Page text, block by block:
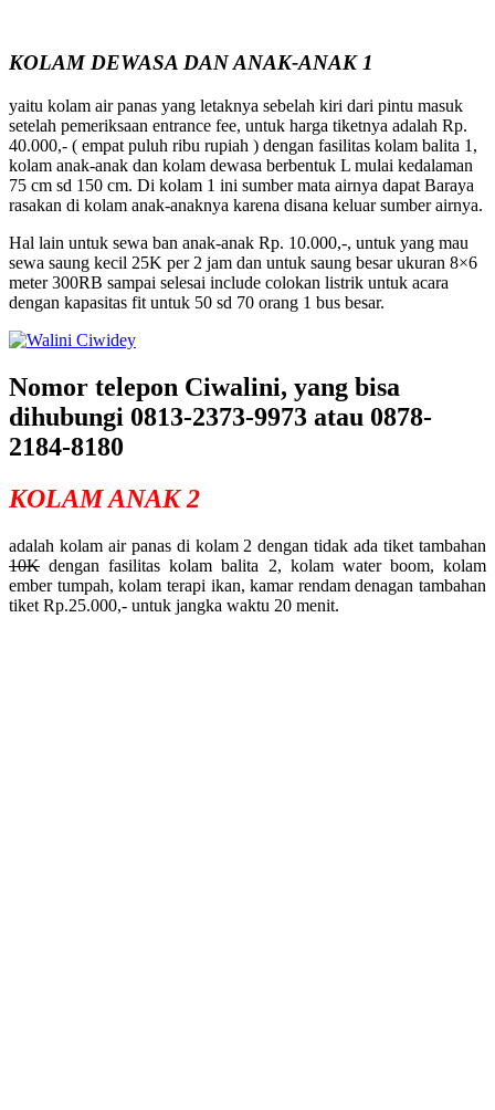
KOLAM DEWASA DAN ANAK-ANAK 1
yaitu kolam air panas yang letaknya sebelah kiri dari pintu masuk
setelah pemeriksaan entrance fee, untuk harga tiketnya adalah Rp.
40.000,- ( empat puluh ribu rupiah ) dengan fasilitas kolam balita 1,
kolam anak-anak dan kolam dewasa berbentuk L mulai kedalaman
75 cm sd 150 cm. Di kolam 1 ini sumber mata airnya dapat Baraya
rasakan di kolam anak-anaknya karena disana keluar sumber airnya.
Hal lain untuk sewa ban anak-anak Rp. 10.000,-, untuk yang mau
sewa saung kecil 25K per 2 jam dan untuk saung besar ukuran 8×6
meter 300RB sampai selesai include colokan listrik untuk acara
dengan kapasitas fit untuk 50 sd 70 orang 1 bus besar.
Nomor telepon Ciwalini, yang bisa
dihubungi 0813-2373-9973 atau 0878-
2184-8180
KOLAM ANAK 2
adalah kolam air panas di kolam 2 dengan tidak ada tiket tambahan
10K dengan fasilitas kolam balita 2, kolam water boom, kolam
ember tumpah, kolam terapi ikan, kamar rendam denagan tambahan
tiket Rp.25.000,- untuk jangka waktu 20 menit.